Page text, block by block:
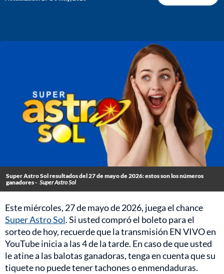
Super Astro Sol resultados del 27 de mayo de 2026: estos son los números
ganadores - Super Astro Sol
Este miércoles, 27 de mayo de 2026, juega el chance
Super Astro Sol. Si usted compró el boleto para el
sorteo de hoy, recuerde que la transmisión EN VIVO en
YouTube inicia a las 4 de la tarde. En caso de que usted
le atine a las balotas ganadoras, tenga en cuenta que su
tiquete no puede tener tachones o enmendaduras.